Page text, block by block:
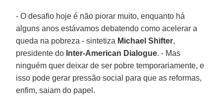
- O desafio hoje é não piorar muito, enquanto há
alguns anos estávamos debatendo como acelerar a
queda na pobreza - sintetiza Michael Shifter,
presidente do Inter-American Dialogue. - Mas
ninguém quer deixar de ser pobre temporariamente, e
isso pode gerar pressão social para que as reformas,
enfim, saiam do papel.